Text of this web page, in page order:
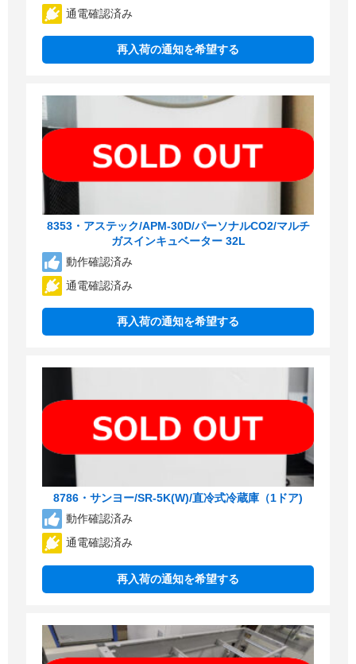
通電確認済み
再入荷の通知を希望する
8353・アステック/APM-30D/パーソナルCO2/マルチ
ガスインキュベーター 32L
動作確認済み
通電確認済み
再入荷の通知を希望する
8786・サンヨー/SR-5K(W)/直冷式冷蔵庫（1ドア)
動作確認済み
通電確認済み
再入荷の通知を希望する